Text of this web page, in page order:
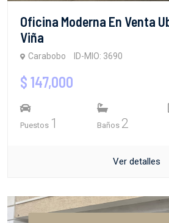
Oficina Moderna En Venta
Viña
Carabobo ID-MIO: 3690
$ 147,000
Puestos 1 Baños 2
Ver detalles